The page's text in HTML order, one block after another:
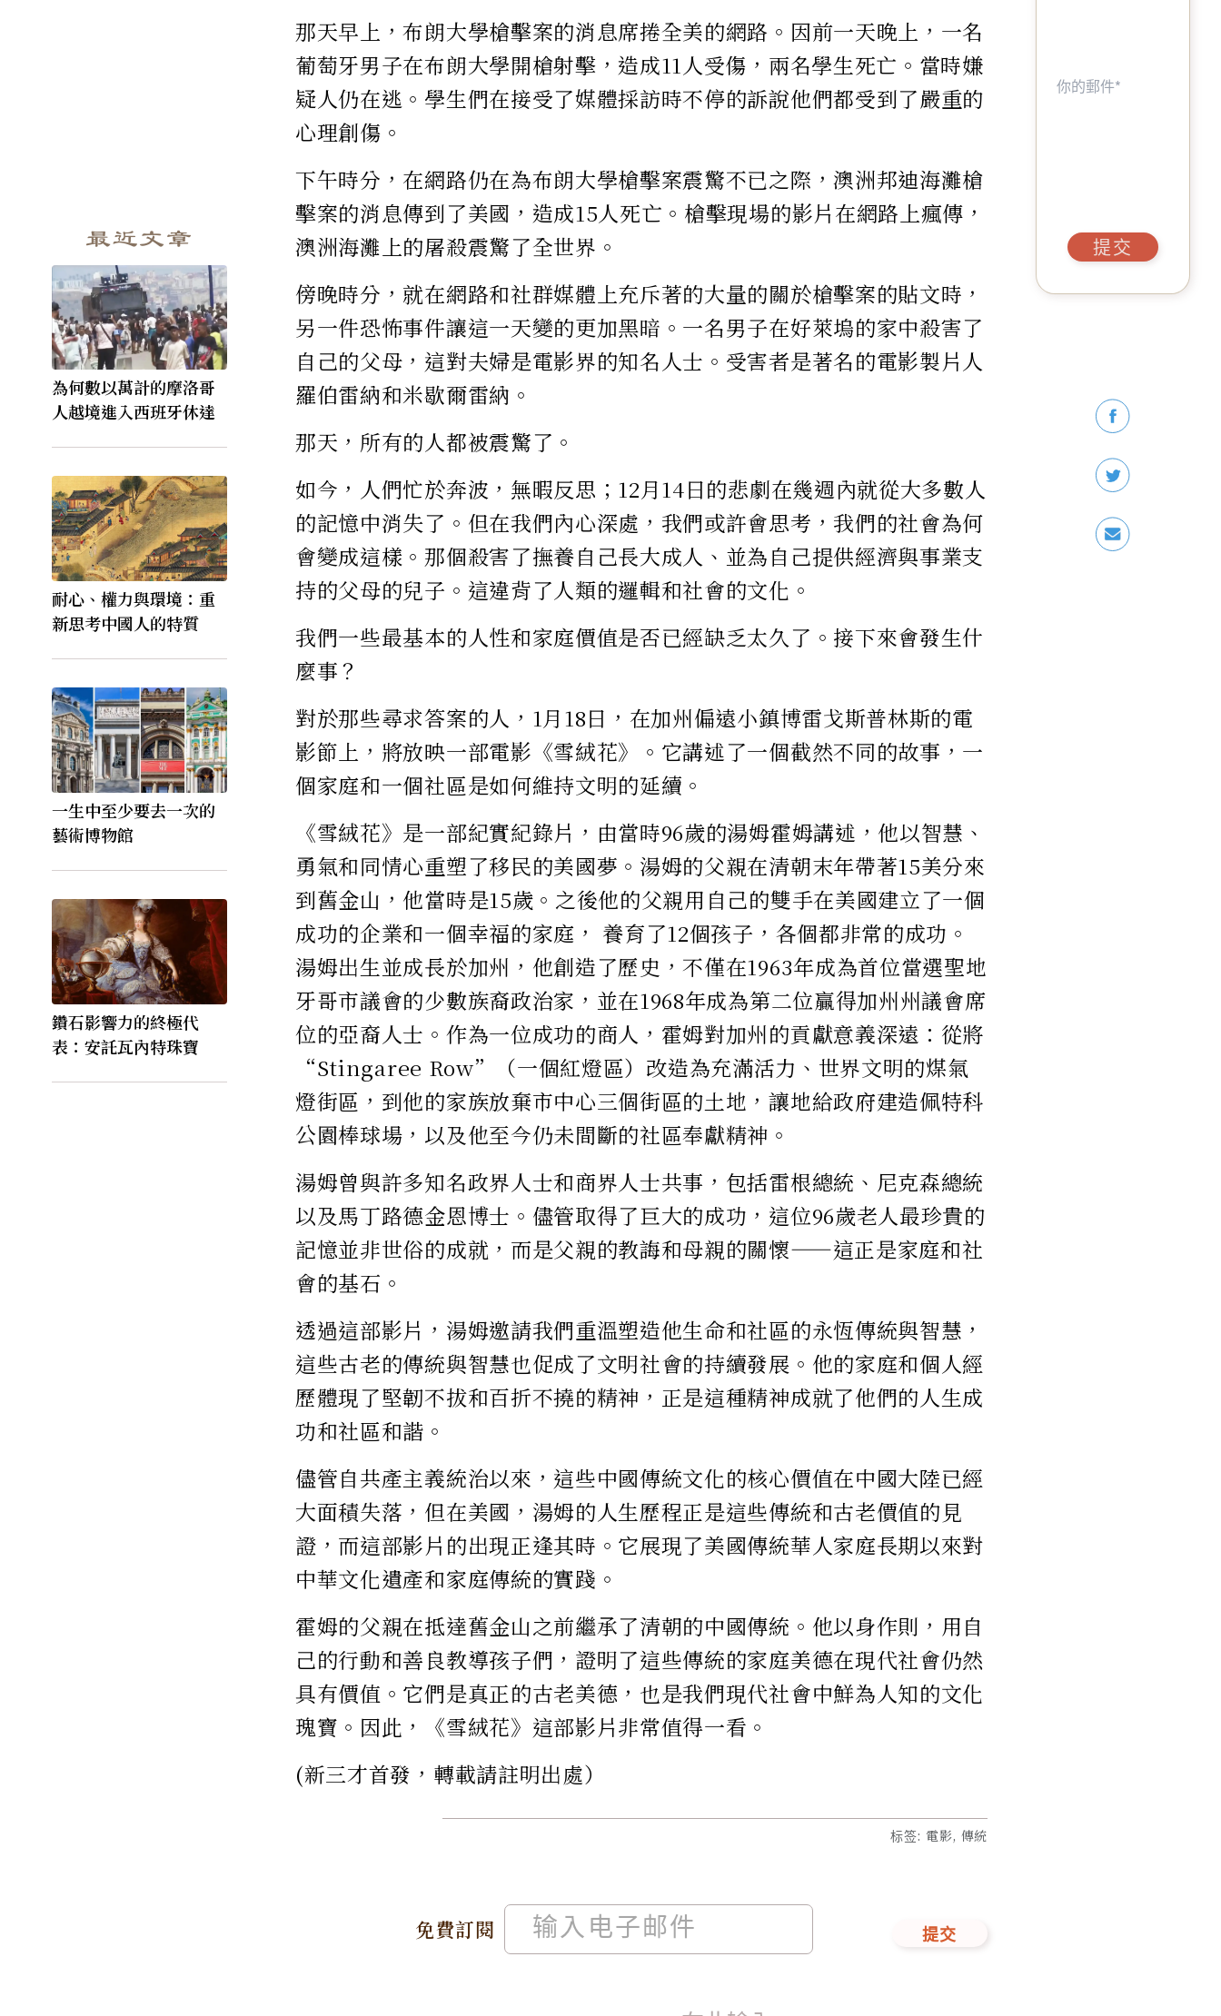
最近文章
為何數以萬計的摩洛哥
人越境進入西班牙休達
耐心、權力與環境：重
新思考中國人的特質
一生中至少要去一次的
藝術博物館
鑽石影響力的終極代
表：安託瓦內特珠寶
那天早上，布朗大學槍擊案的消息席捲全美的網路。因前一天晚上，一名
葡萄牙男子在布朗大學開槍射擊，造成11人受傷，兩名學生死亡。當時嫌
疑人仍在逃。學生們在接受了媒體採訪時不停的訴說他們都受到了嚴重的
心理創傷。
下午時分，在網路仍在為布朗大學槍擊案震驚不已之際，澳洲邦迪海灘槍
擊案的消息傳到了美國，造成15人死亡。槍擊現場的影片在網路上瘋傳，
澳洲海灘上的屠殺震驚了全世界。
傍晚時分，就在網路和社群媒體上充斥著的大量的關於槍擊案的貼文時，
另一件恐怖事件讓這一天變的更加黑暗。一名男子在好萊塢的家中殺害了
自己的父母，這對夫婦是電影界的知名人士。受害者是著名的電影製片人
羅伯雷納和米歇爾雷納。
那天，所有的人都被震驚了。
如今，人們忙於奔波，無暇反思；12月14日的悲劇在幾週內就從大多數人
的記憶中消失了。但在我們內心深處，我們或許會思考，我們的社會為何
會變成這樣。那個殺害了撫養自己長大成人、並為自己提供經濟與事業支
持的父母的兒子。這違背了人類的邏輯和社會的文化。
我們一些最基本的人性和家庭價值是否已經缺乏太久了。接下來會發生什
麼事？
對於那些尋求答案的人，1月18日，在加州偏遠小鎮博雷戈斯普林斯的電
影節上，將放映一部電影《雪絨花》。它講述了一個截然不同的故事，一
個家庭和一個社區是如何維持文明的延續。
《雪絨花》是一部紀實紀錄片，由當時96歲的湯姆霍姆講述，他以智慧、
勇氣和同情心重塑了移民的美國夢。湯姆的父親在清朝末年帶著15美分來
到舊金山，他當時是15歲。之後他的父親用自己的雙手在美國建立了一個
成功的企業和一個幸福的家庭， 養育了12個孩子，各個都非常的成功。
湯姆出生並成長於加州，他創造了歷史，不僅在1963年成為首位當選聖地
牙哥市議會的少數族裔政治家，並在1968年成為第二位贏得加州州議會席
位的亞裔人士。作為一位成功的商人，霍姆對加州的貢獻意義深遠：從將
“Stingaree Row”（一個紅燈區）改造為充滿活力、世界文明的煤氣
燈街區，到他的家族放棄市中心三個街區的土地，讓地給政府建造佩特科
公園棒球場，以及他至今仍未間斷的社區奉獻精神。
湯姆曾與許多知名政界人士和商界人士共事，包括雷根總統、尼克森總統
以及馬丁路德金恩博士。儘管取得了巨大的成功，這位96歲老人最珍貴的
記憶並非世俗的成就，而是父親的教誨和母親的關懷——這正是家庭和社
會的基石。
透過這部影片，湯姆邀請我們重溫塑造他生命和社區的永恆傳統與智慧，
這些古老的傳統與智慧也促成了文明社會的持續發展。他的家庭和個人經
歷體現了堅韌不拔和百折不撓的精神，正是這種精神成就了他們的人生成
功和社區和諧。
儘管自共產主義統治以來，這些中國傳統文化的核心價值在中國大陸已經
大面積失落，但在美國，湯姆的人生歷程正是這些傳統和古老價值的見
證，而這部影片的出現正逢其時。它展現了美國傳統華人家庭長期以來對
中華文化遺產和家庭傳統的實踐。
霍姆的父親在抵達舊金山之前繼承了清朝的中國傳統。他以身作則，用自
己的行動和善良教導孩子們，證明了這些傳統的家庭美德在現代社會仍然
具有價值。它們是真正的古老美德，也是我們現代社會中鮮為人知的文化
瑰寶。因此，《雪絨花》這部影片非常值得一看。
(新三才首發，轉載請註明出處）
免費訂閱 提交
标签: 電影, 傳統
提交